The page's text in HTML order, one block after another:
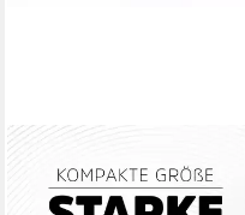
Energizer Knopfzelle CR2430
3 V 2 St. 290 mAh Lithium